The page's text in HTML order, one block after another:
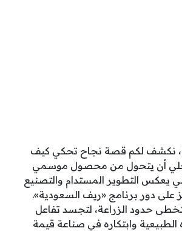
عبر منصة أقرأ 24، نكشف لكم قصة نجاح تحكي كيف
أن يتحول من محصول موسمي
يعكس التطوير المستدام والتصنيع
على دور برنامج «ريف السعودية».
حدود الزراعة، لتجسد تفاعل
الطبيعية وابتكاره في صناعة قيمة